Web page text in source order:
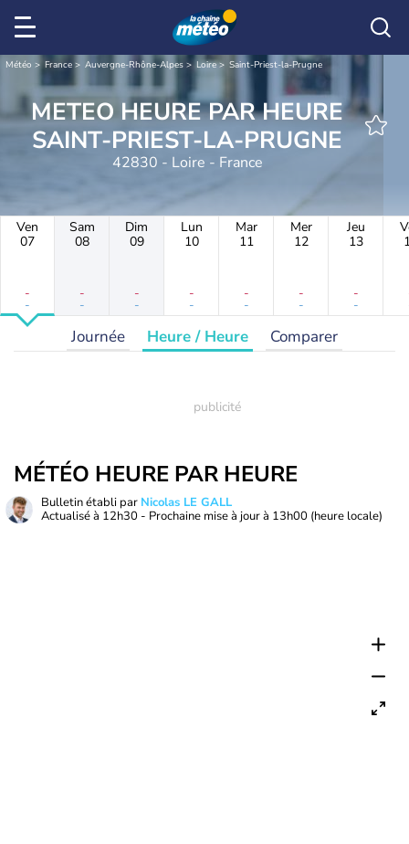
Météo France Auvergne-Rhône-Alpes Loire Saint-Priest-la-Prugne
METEO HEURE PAR HEURE
SAINT-PRIEST-LA-PRUGNE
42830 - Loire - France
Ven
07
-
-
Sam
08
-
-
Dim
09
-
-
Lun
10
-
-
Mar
11
-
-
Mer
12
-
-
Jeu
13
-
-
Journée Heure / Heure Comparer
MÉTÉO HEURE PAR HEURE
Bulletin établi par Nicolas LE GALL
Actualisé à 12h30 - Prochaine mise à jour à 13h00 (heure locale)